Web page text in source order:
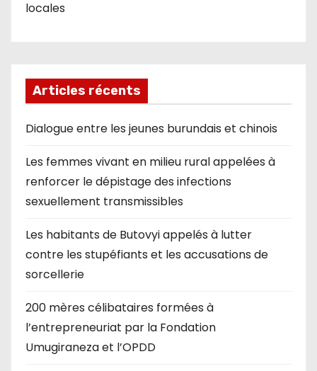
locales
Articles récents
Dialogue entre les jeunes burundais et chinois
Les femmes vivant en milieu rural appelées à
renforcer le dépistage des infections
sexuellement transmissibles
Les habitants de Butovyi appelés à lutter
contre les stupéfiants et les accusations de
sorcellerie
200 mères célibataires formées à
l’entrepreneuriat par la Fondation
Umugiraneza et l’OPDD